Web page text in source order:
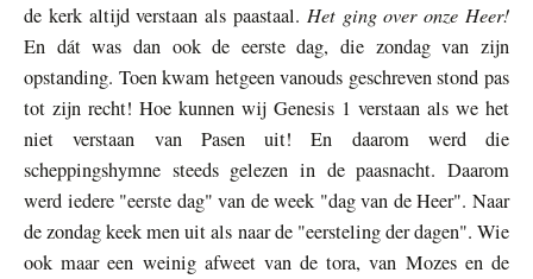
de kerk altijd verstaan als paastaal. Het ging over onze Heer!
En dát was dan ook de eerste dag, die zondag van zijn
opstanding. Toen kwam hetgeen vanouds geschreven stond pas
tot zijn recht! Hoe kunnen wij Genesis 1 verstaan als we het
niet verstaan van Pasen uit! En daarom werd die
scheppingshymne steeds gelezen in de paasnacht. Daarom
werd iedere "eerste dag" van de week "dag van de Heer". Naar
de zondag keek men uit als naar de "eersteling der dagen". Wie
ook maar een weinig afweet van de tora, van Mozes en de